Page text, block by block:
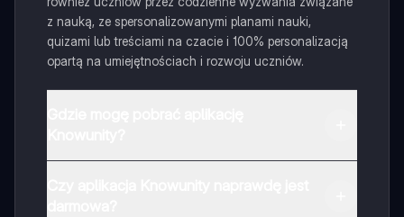
z nauką, ze spersonalizowanymi planami nauki,
quizami lub treściami na czacie i 100% personalizacją
opartą na umiejętnościach i rozwoju uczniów.